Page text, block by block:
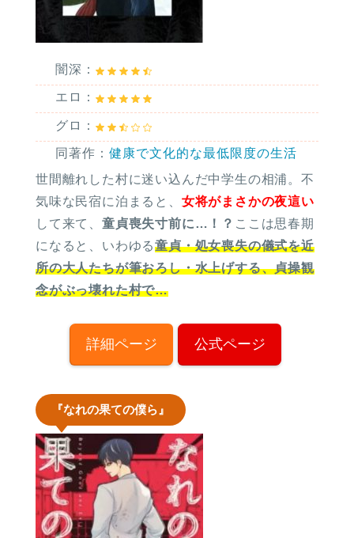
闇深：
エロ：
グロ：
同著作： 健康で文化的な最低限度の生活
世間離れした村に迷い込んだ中学生の相浦。不
気味な民宿に泊まると、 女将がまさかの夜這い
して来て、 童貞喪失寸前に…！？ ここは思春期
になると、いわゆる童貞・処女喪失の儀式を近
所の大人たちが筆おろし・水上げする、貞操観
念がぶっ壊れた村で…
詳細ページ 公式ページ
『なれの果ての僕ら』